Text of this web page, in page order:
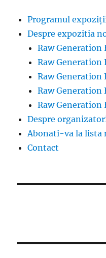
Programul
Despre expozitia
Raw Generation
Raw Generation
Raw Generation
Raw Generation
Raw Generation
Despre
Abonati-va la lista
Contact